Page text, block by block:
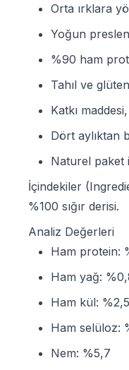
Orta ırklara
Yoğun
%90 ham
Tahıl ve
Katkı
Dört aylıktan
Naturel paket
İçindekiler
%100 sığır derisi.
Analiz Değerleri
Ham protein:
Ham yağ:
Ham kül: %2,5
Ham selüloz:
Nem: %5,7